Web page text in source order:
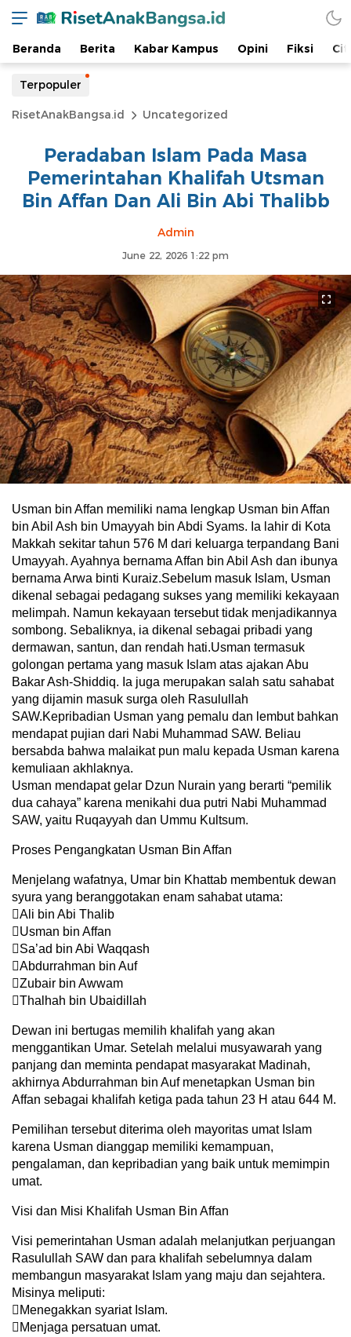
Beranda Berita Kabar Kampus Opini Fiksi
Terpopuler
RisetAnakBangsa.id Uncategorized
Peradaban Islam Pada Masa
Pemerintahan Khalifah Utsman
Bin Affan Dan Ali Bin Abi Thalibb
Admin
June 22, 2026 1:22 pm
Usman bin Affan memiliki nama lengkap Usman bin Affan
bin Abil Ash bin Umayyah bin Abdi Syams. Ia lahir di Kota
Makkah sekitar tahun 576 M dari keluarga terpandang Bani
Umayyah. Ayahnya bernama Affan bin Abil Ash dan ibunya
bernama Arwa binti Kuraiz.Sebelum masuk Islam, Usman
dikenal sebagai pedagang sukses yang memiliki kekayaan
melimpah. Namun kekayaan tersebut tidak menjadikannya
sombong. Sebaliknya, ia dikenal sebagai pribadi yang
dermawan, santun, dan rendah hati.Usman termasuk
golongan pertama yang masuk Islam atas ajakan Abu
Bakar Ash-Shiddiq. Ia juga merupakan salah satu sahabat
yang dijamin masuk surga oleh Rasulullah
SAW.Kepribadian Usman yang pemalu dan lembut bahkan
mendapat pujian dari Nabi Muhammad SAW. Beliau
bersabda bahwa malaikat pun malu kepada Usman karena
kemuliaan akhlaknya.
Usman mendapat gelar Dzun Nurain yang berarti “pemilik
dua cahaya” karena menikahi dua putri Nabi Muhammad
SAW, yaitu Ruqayyah dan Ummu Kultsum.
Proses Pengangkatan Usman Bin Affan
Menjelang wafatnya, Umar bin Khattab membentuk dewan
syura yang beranggotakan enam sahabat utama:
Ali bin Abi Thalib
Usman bin Affan
Sa’ad bin Abi Waqqash
Abdurrahman bin Auf
Zubair bin Awwam
Thalhah bin Ubaidillah
Dewan ini bertugas memilih khalifah yang akan
menggantikan Umar. Setelah melalui musyawarah yang
panjang dan meminta pendapat masyarakat Madinah,
akhirnya Abdurrahman bin Auf menetapkan Usman bin
Affan sebagai khalifah ketiga pada tahun 23 H atau 644 M.
Pemilihan tersebut diterima oleh mayoritas umat Islam
karena Usman dianggap memiliki kemampuan,
pengalaman, dan kepribadian yang baik untuk memimpin
umat.
Visi dan Misi Khalifah Usman Bin Affan
Visi pemerintahan Usman adalah melanjutkan perjuangan
Rasulullah SAW dan para khalifah sebelumnya dalam
membangun masyarakat Islam yang maju dan sejahtera.
Misinya meliputi:
Menegakkan syariat Islam.
Menjaga persatuan umat.